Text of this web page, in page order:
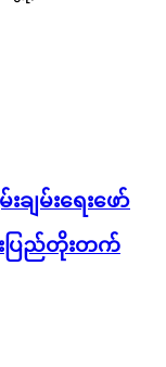
ျမ်းရေးဖော်
ပြည်တိုးတက်